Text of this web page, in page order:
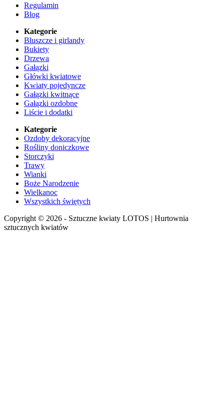
Regulamin
Blog
Kategorie
Bluszcze i girlandy
Bukiety
Drzewa
Gałązki
Główki kwiatowe
Kwiaty pojedyncze
Gałązki kwitnące
Gałązki ozdobne
Liście i dodatki
Kategorie
Ozdoby dekoracyjne
Rośliny doniczkowe
Storczyki
Trawy
Wianki
Boże Narodzenie
Wielkanoc
Wszystkich świętych
Copyright © 2026 - Sztuczne kwiaty LOTOS | Hurtownia
sztucznych kwiatów